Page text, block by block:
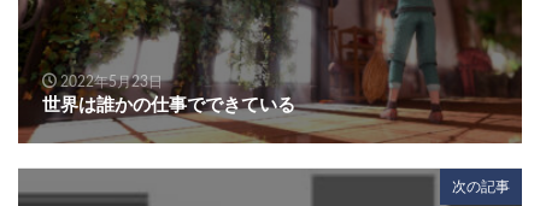
2022年5月23日
世界は誰かの仕事でできている
次の記事